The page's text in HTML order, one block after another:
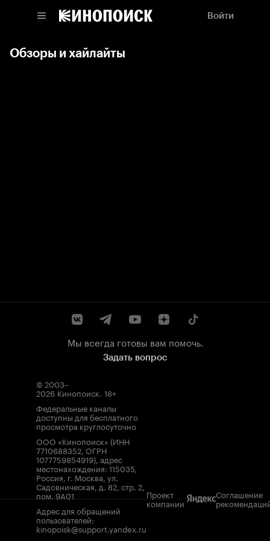
Войти
Обзоры и хайлайты
Мы всегда готовы вам помочь.
Задать вопрос
© 2003–
2026 Кинопоиск. 18+
Федеральные каналы
доступны для бесплатного
просмотра круглосуточно
ООО «Кинопоиск» (ИНН
7710688352, ОГРН
1077759854919), адрес
местонахождения: 115035,
Россия, г. Москва, ул.
Садовническая, д. 82, стр. 2,
пом. 9А01
Адрес для обращений
пользователей:
kinopoisk@support.yandex.ru
Проект
компании
Соглашение